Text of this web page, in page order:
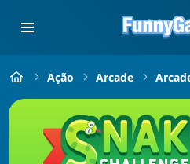
Ação Arcade